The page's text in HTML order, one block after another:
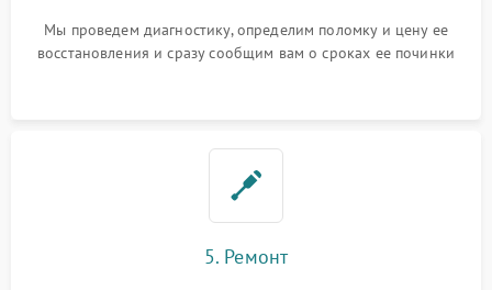
Мы проведем диагностику, определим поломку и цену ее
восстановления и сразу сообщим вам о сроках ее починки
5. Ремонт